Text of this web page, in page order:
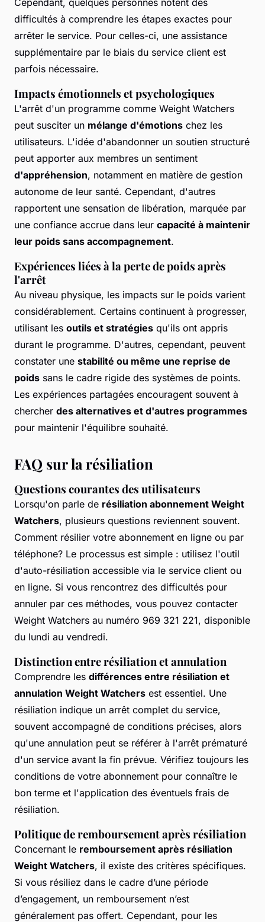
difficultés à comprendre les étapes exactes pour
arrêter le service. Pour celles-ci, une assistance
supplémentaire par le biais du service client est
parfois nécessaire.
Impacts émotionnels et psychologiques
L'arrêt d'un programme comme Weight Watchers
peut susciter un mélange d'émotions chez les
utilisateurs. L'idée d'abandonner un soutien structuré
peut apporter aux membres un sentiment
d'appréhension, notamment en matière de gestion
autonome de leur santé. Cependant, d'autres
rapportent une sensation de libération, marquée par
une confiance accrue dans leur capacité à maintenir
leur poids sans accompagnement.
Expériences liées à la perte de poids après
l'arrêt
Au niveau physique, les impacts sur le poids varient
considérablement. Certains continuent à progresser,
utilisant les outils et stratégies qu'ils ont appris
durant le programme. D'autres, cependant, peuvent
constater une stabilité ou même une reprise de
poids sans le cadre rigide des systèmes de points.
Les expériences partagées encouragent souvent à
chercher des alternatives et d'autres programmes
pour maintenir l'équilibre souhaité.
FAQ sur la résiliation
Questions courantes des utilisateurs
Lorsqu'on parle de résiliation abonnement Weight
Watchers, plusieurs questions reviennent souvent.
Comment résilier votre abonnement en ligne ou par
téléphone? Le processus est simple : utilisez l'outil
d'auto-résiliation accessible via le service client ou
en ligne. Si vous rencontrez des difficultés pour
annuler par ces méthodes, vous pouvez contacter
Weight Watchers au numéro 969 321 221, disponible
du lundi au vendredi.
Distinction entre résiliation et annulation
Comprendre les différences entre résiliation et
annulation Weight Watchers est essentiel. Une
résiliation indique un arrêt complet du service,
souvent accompagné de conditions précises, alors
qu'une annulation peut se référer à l'arrêt prématuré
d'un service avant la fin prévue. Vérifiez toujours les
conditions de votre abonnement pour connaître le
bon terme et l'application des éventuels frais de
résiliation.
Politique de remboursement après résiliation
Concernant le remboursement après résiliation
Weight Watchers, il existe des critères spécifiques.
Si vous résiliez dans le cadre d’une période
d’engagement, un remboursement n’est
généralement pas offert. Cependant, pour les